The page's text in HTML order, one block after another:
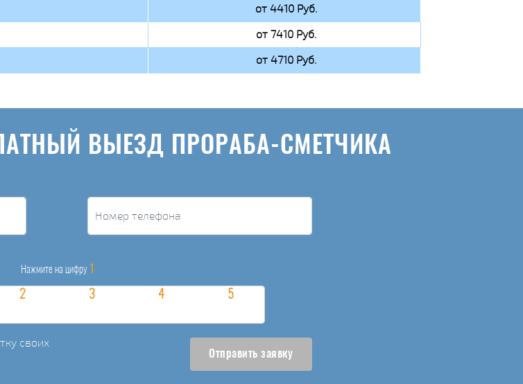
от 4410 Руб.
от 7410 Руб.
от 4710 Руб.
ВЫЕЗД ПРОРАБА-СМЕТЧИКА
Нажмите на цифру 1
своих
Отправить заявку